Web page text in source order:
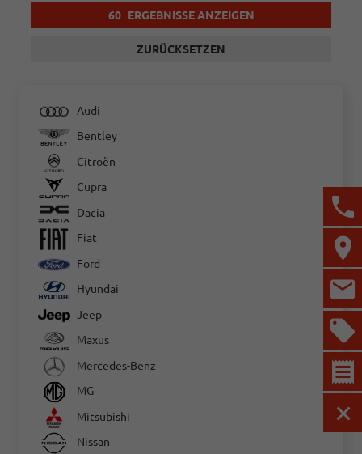
60 ERGEBNISSE ANZEIGEN
ZURÜCKSETZEN
Audi
Bentley
Citroën
Cupra
Dacia
Fiat
Ford
Hyundai
Jeep
Maxus
Mercedes-Benz
MG
Mitsubishi
Nissan